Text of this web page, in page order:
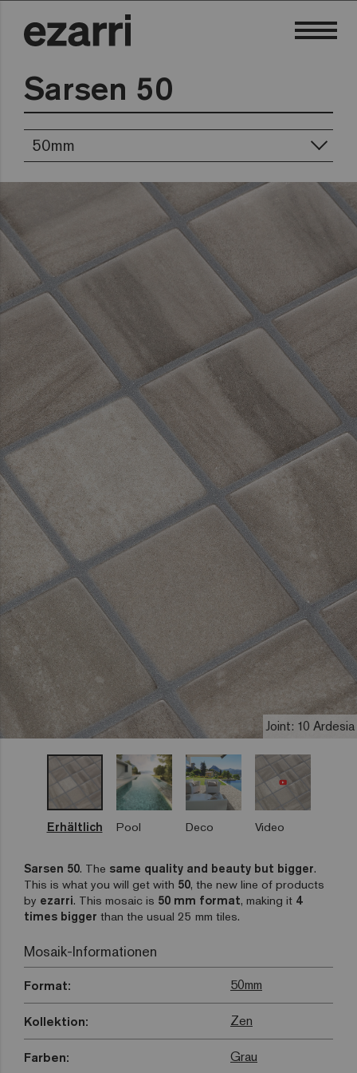
Sarsen 50
50mm
Joint: 10 Ardesia
Erhältlich Pool Deco Video
Sarsen 50. The same quality and beauty but bigger.
This is what you will get with 50, the new line of products
by ezarri. This mosaic is 50 mm format, making it 4
times bigger than the usual 25 mm tiles.
Mosaik-Informationen
Format: 50mm
Kollektion: Zen
Farben: Grau